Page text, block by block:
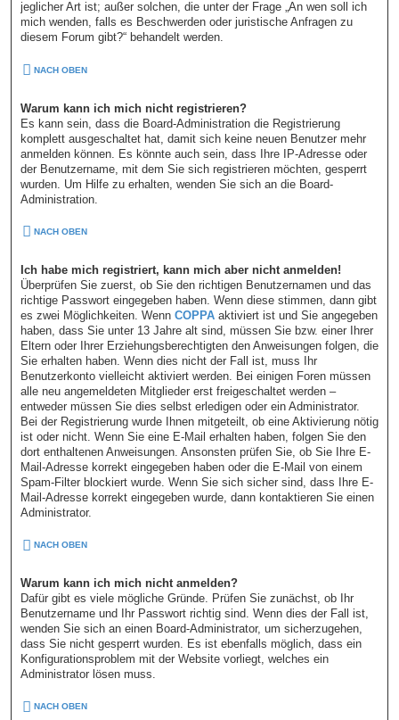
jeglicher Art ist; außer solchen, die unter der Frage „An wen soll ich
mich wenden, falls es Beschwerden oder juristische Anfragen zu
diesem Forum gibt?“ behandelt werden.
NACH OBEN
Warum kann ich mich nicht registrieren?
Es kann sein, dass die Board-Administration die Registrierung
komplett ausgeschaltet hat, damit sich keine neuen Benutzer mehr
anmelden können. Es könnte auch sein, dass Ihre IP-Adresse oder
der Benutzername, mit dem Sie sich registrieren möchten, gesperrt
wurden. Um Hilfe zu erhalten, wenden Sie sich an die Board-
Administration.
NACH OBEN
Ich habe mich registriert, kann mich aber nicht anmelden!
Überprüfen Sie zuerst, ob Sie den richtigen Benutzernamen und das
richtige Passwort eingegeben haben. Wenn diese stimmen, dann gibt
es zwei Möglichkeiten. Wenn COPPA aktiviert ist und Sie angegeben
haben, dass Sie unter 13 Jahre alt sind, müssen Sie bzw. einer Ihrer
Eltern oder Ihrer Erziehungsberechtigten den Anweisungen folgen, die
Sie erhalten haben. Wenn dies nicht der Fall ist, muss Ihr
Benutzerkonto vielleicht aktiviert werden. Bei einigen Foren müssen
alle neu angemeldeten Mitglieder erst freigeschaltet werden –
entweder müssen Sie dies selbst erledigen oder ein Administrator.
Bei der Registrierung wurde Ihnen mitgeteilt, ob eine Aktivierung nötig
ist oder nicht. Wenn Sie eine E-Mail erhalten haben, folgen Sie den
dort enthaltenen Anweisungen. Ansonsten prüfen Sie, ob Sie Ihre E-
Mail-Adresse korrekt eingegeben haben oder die E-Mail von einem
Spam-Filter blockiert wurde. Wenn Sie sich sicher sind, dass Ihre E-
Mail-Adresse korrekt eingegeben wurde, dann kontaktieren Sie einen
Administrator.
NACH OBEN
Warum kann ich mich nicht anmelden?
Dafür gibt es viele mögliche Gründe. Prüfen Sie zunächst, ob Ihr
Benutzername und Ihr Passwort richtig sind. Wenn dies der Fall ist,
wenden Sie sich an einen Board-Administrator, um sicherzugehen,
dass Sie nicht gesperrt wurden. Es ist ebenfalls möglich, dass ein
Konfigurationsproblem mit der Website vorliegt, welches ein
Administrator lösen muss.
NACH OBEN